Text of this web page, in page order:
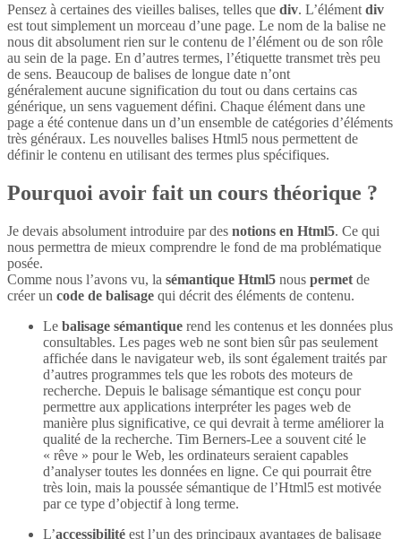
Pensez à certaines des vieilles balises, telles que div. L’élément div
est tout simplement un morceau d’une page. Le nom de la balise ne
nous dit absolument rien sur le contenu de l’élément ou de son rôle
au sein de la page. En d’autres termes, l’étiquette transmet très peu
de sens. Beaucoup de balises de longue date n’ont
généralement aucune signification du tout ou dans certains cas
générique, un sens vaguement défini. Chaque élément dans une
page a été contenue dans un d’un ensemble de catégories d’éléments
très généraux. Les nouvelles balises Html5 nous permettent de
définir le contenu en utilisant des termes plus spécifiques.
Pourquoi avoir fait un cours théorique ?
Je devais absolument introduire par des notions en Html5. Ce qui
nous permettra de mieux comprendre le fond de ma problématique
posée.
Comme nous l’avons vu, la sémantique Html5 nous permet de
créer un code de balisage qui décrit des éléments de contenu.
Le balisage sémantique rend les contenus et les données plus
consultables. Les pages web ne sont bien sûr pas seulement
affichée dans le navigateur web, ils sont également traités par
d’autres programmes tels que les robots des moteurs de
recherche. Depuis le balisage sémantique est conçu pour
permettre aux applications interpréter les pages web de
manière plus significative, ce qui devrait à terme améliorer la
qualité de la recherche. Tim Berners-Lee a souvent cité le
« rêve » pour le Web, les ordinateurs seraient capables
d’analyser toutes les données en ligne. Ce qui pourrait être
très loin, mais la poussée sémantique de l’Html5 est motivée
par ce type d’objectif à long terme.
L’accessibilité est l’un des principaux avantages de balisage